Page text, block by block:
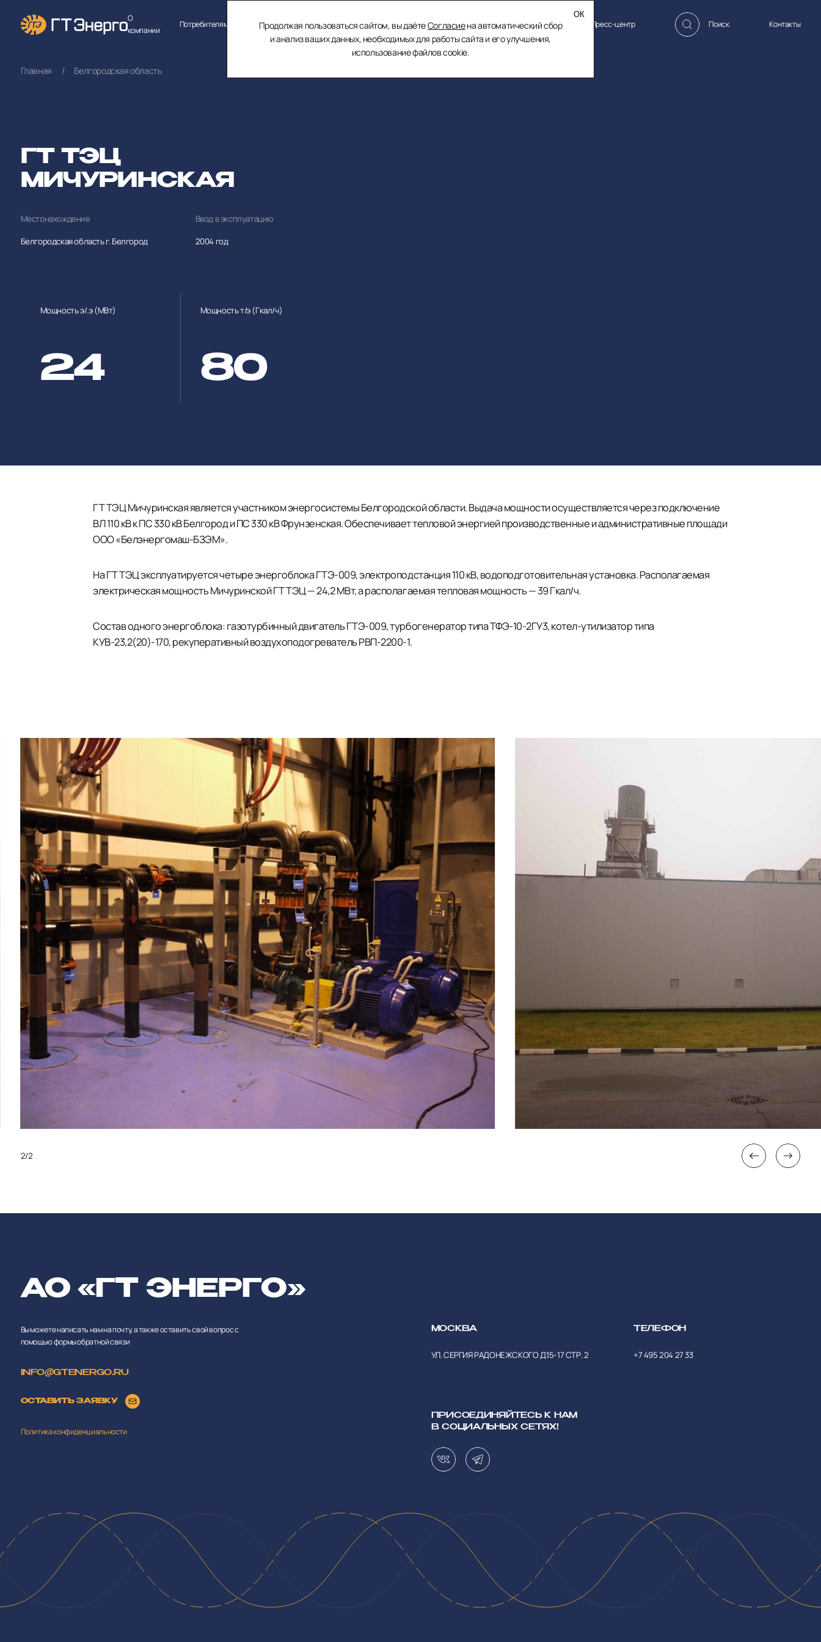
О
компании
Потребителям Продукты Презентация
тур
Инвесторам Раскрытие информации Пресс-центр Поиск Контакты
Главная Белгородская область
ГТ ТЭЦ
МИЧУРИНСКАЯ
Местонахождение
Белгородская область г. Белгород
Ввод в эксплуатацию
2004 год
Мощность э/.э (МВт)
24
Мощность т/э (Гкал/ч)
80
ГТ ТЭЦ Мичуринская является участником энергосистемы Белгородской области. Выдача мощности осуществляется через подключение
ВЛ 110 кВ к ПС 330 кВ Белгород и ПС 330 кВ Фрунзенская. Обеспечивает тепловой энергией производственные и административные площади
ООО «Белэнергомаш-БЗЭМ».
На ГТ ТЭЦ эксплуатируется четыре энергоблока ГТЭ-009, электроподстанция 110 кВ, водоподготовительная установка. Располагаемая
электрическая мощность Мичуринской ГТ ТЭЦ — 24,2 МВт, а располагаемая тепловая мощность — 39 Гкал/ч.
Состав одного энергоблока: газотурбинный двигатель ГТЭ-009, турбогенератор типа ТФЭ-10-2ГУ3, котел-утилизатор типа
КУВ-23,2(20)-170, рекуперативный воздухоподогреватель РВП-2200-1.
1/2
АО «ГТ ЭНЕРГО»
Вы можете написать нам на почту, а также оставить свой вопрос с
помощью формы обратной связи
INFO@GTENERGO.RU
ОСТАВИТЬ ЗАЯВКУ
Политика конфиденциальности
МОСКВА
УЛ. СЕРГИЯ РАДОНЕЖСКОГО Д.15-17 СТР. 2
ТЕЛЕФОН
+7 495 204 27 33
ПРИСОЕДИНЯЙТЕСЬ К НАМ
В СОЦИАЛЬНЫХ СЕТЯХ!
Продолжая пользоваться сайтом, вы даётеСогласиена автоматический сбор
и анализ ваших данных, необходимых для работы сайта и его улучшения,
использование файлов cookie.